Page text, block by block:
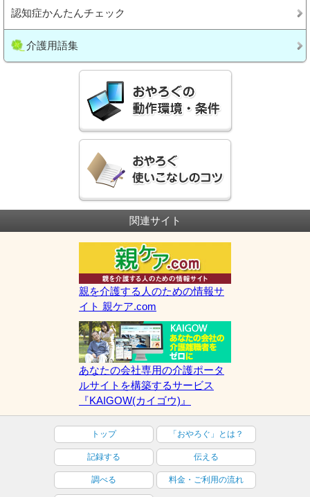
認知症かんたんチェック
介護用語集
関連サイト
親を介護する人のための情報サ
イト 親ケア.com
あなたの会社専用の介護ポータ
ルサイトを構築するサービス
『KAIGOW(カイゴウ)』
トップ 「おやろぐ」とは？
記録する 伝える
調べる 料金・ご利用の流れ